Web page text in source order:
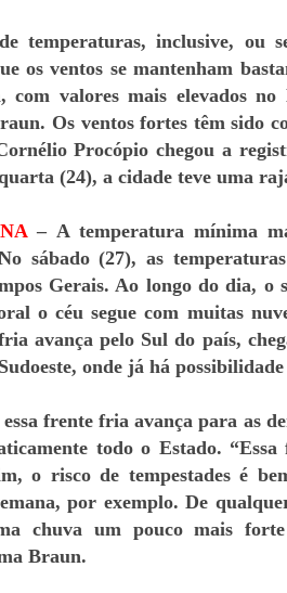
temperaturas, inclusive,
os ventos se mantenham
com valores mais elevados
Os ventos fortes têm sido
Procópio chegou a
(24), a cidade teve uma
– A temperatura mínima
sábado (27), as
Gerais. Ao longo do dia, o
o céu segue com muitas
avança pelo Sul do país,
onde já há
frente fria avança para as
todo o Estado.
o risco de tempestades é
por exemplo. De
chuva um pouco mais forte
Braun.